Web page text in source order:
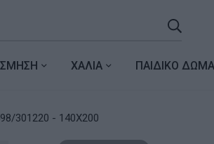
ΧΑΛΙΑ ΠΑΙΔΙΚΟ
301220 - 140X200